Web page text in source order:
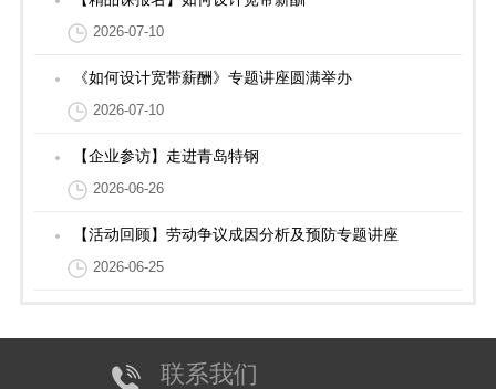
2026-07-10
《如何设计宽带薪酬》专题讲座圆满举办
2026-07-10
【企业参访】走进青岛特钢
2026-06-26
【活动回顾】劳动争议成因分析及预防专题讲座
2026-06-25
联系我们